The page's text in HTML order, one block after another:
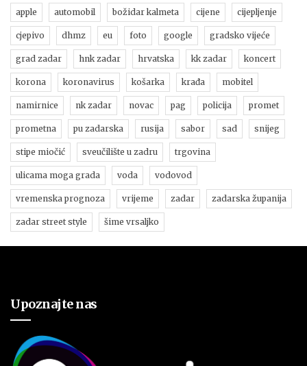
apple automobil božidar kalmeta cijene cijepljenje
cjepivo dhmz eu foto google gradsko vijeće
grad zadar hnk zadar hrvatska kk zadar koncert
korona koronavirus košarka krađa mobitel
namirnice nk zadar novac pag policija promet
prometna pu zadarska rusija sabor sad snijeg
stipe miočić sveučilište u zadru trgovina
ulicama moga grada voda vodovod
vremenska prognoza vrijeme zadar zadarska županija
zadar street style šime vrsaljko
Upoznajte nas